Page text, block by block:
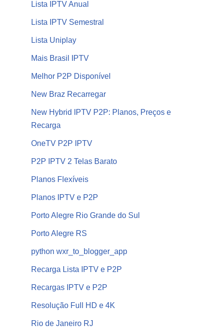
Lista IPTV Anual
Lista IPTV Semestral
Lista Uniplay
Mais Brasil IPTV
Melhor P2P Disponível
New Braz Recarregar
New Hybrid IPTV P2P: Planos, Preços e
Recarga
OneTV P2P IPTV
P2P IPTV 2 Telas Barato
Planos Flexíveis
Planos IPTV e P2P
Porto Alegre Rio Grande do Sul
Porto Alegre RS
python wxr_to_blogger_app
Recarga Lista IPTV e P2P
Recargas IPTV e P2P
Resolução Full HD e 4K
Rio de Janeiro RJ